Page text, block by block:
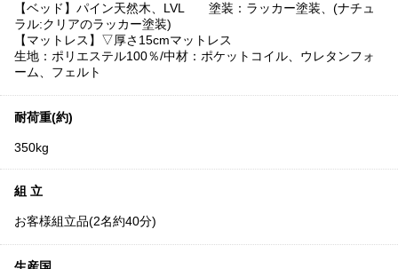
【ベッド】パイン天然木、LVL 塗装：ラッカー塗装、(ナチュ
ラル:クリアのラッカー塗装)
【マットレス】▽厚さ15cmマットレス
生地：ポリエステル100％/中材：ポケットコイル、ウレタンフォ
ーム、フェルト
耐荷重(約)
350kg
組 立
お客様組立品(2名約40分)